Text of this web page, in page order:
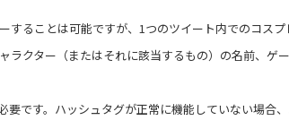
ることは可能ですが、1つのツイート内でのコスプ
クター（またはそれに該当するもの）の名前、ゲ
です。ハッシュタグが正常に機能していない場合